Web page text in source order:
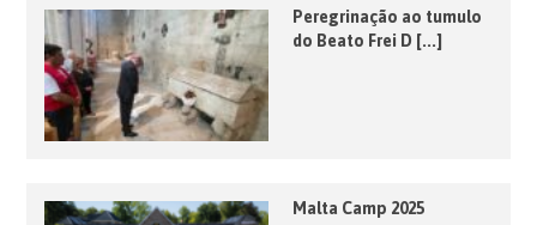
Peregrinação ao tumulo
do Beato Frei D [...]
Malta Camp 2025